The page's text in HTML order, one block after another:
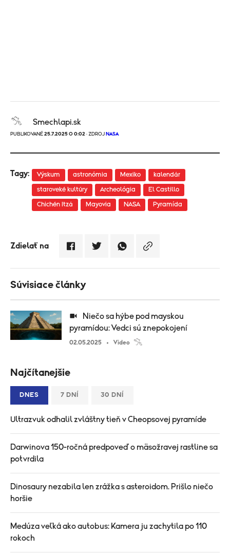
Smechlapi.sk
PUBLIKOVANÉ 25.7.2025 O 0:02 · ZDROJ NASA
Tagy: Výskum astronómia Mexiko kalendár
staroveké kultúry Archeológia El Castillo
Chichén Itzá Mayovia NASA Pyramída
Zdielať na
Súvisiace články
pyramídou: Vedci sú znepokojení
02.05.2025 Video
Najčítanejšie
DNES 7 DNÍ 30 DNÍ
Ultrazvuk odhalil zvláštny tieň v Cheopsovej pyramíde
Darwinova 150-ročná predpoveď o mäsožravej rastline sa
potvrdila
Dinosaury nezabila len zrážka s asteroidom. Prišlo niečo
horšie
Medúza veľká ako autobus: Kamera ju zachytila po 110
rokoch